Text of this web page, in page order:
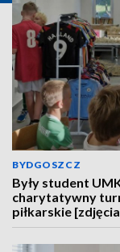
BYDGOSZCZ
Były student
charytatywny
piłkarskie